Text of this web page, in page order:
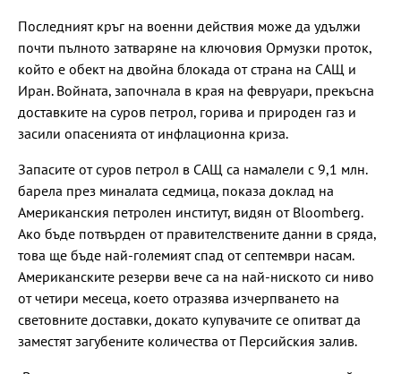
Последният кръг на военни действия може да удължи
почти пълното затваряне на ключовия Ормузки проток,
който е обект на двойна блокада от страна на САЩ и
Иран. Войната, започнала в края на февруари, прекъсна
доставките на суров петрол, горива и природен газ и
засили опасенията от инфлационна криза.
Запасите от суров петрол в САЩ са намалели с 9,1 млн.
барела през миналата седмица, показа доклад на
Американския петролен институт, видян от Bloomberg.
Ако бъде потвърден от правителствените данни в сряда,
това ще бъде най-големият спад от септември насам.
Американските резерви вече са на най-ниското си ниво
от четири месеца, което отразява изчерпването на
световните доставки, докато купувачите се опитват да
заместят загубените количества от Персийския залив.